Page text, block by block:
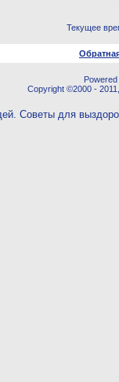
Текущее
Copyright ©2000 -
Советы для